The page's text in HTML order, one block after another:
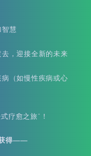
慧
，迎接全新的未来
（如慢性疾病或心
疗愈之旅”！
获得——